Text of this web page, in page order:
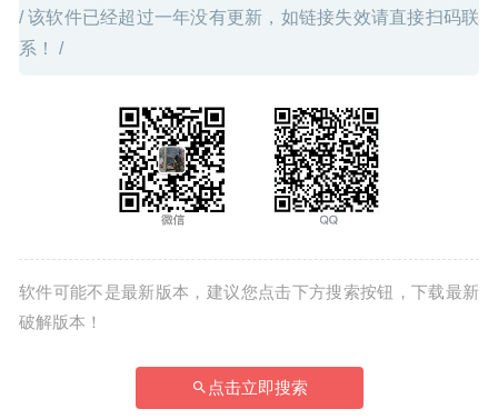
/ 该软件已经超过一年没有更新，如链接失效请直接扫码联
系！ /
软件可能不是最新版本，建议您点击下方搜索按钮，下载最新
破解版本！
点击立即搜索